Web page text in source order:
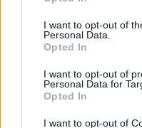
use your data for below
consent section.
I want to opt-out of
Personal Data.
Opted In
I want to opt-out of
Personal Data for
Opted In
I want to opt-out of
Startlister, detaljer og
Lørdag 10. februar
21:00: Sprint fristil
Startlister, detaljer og